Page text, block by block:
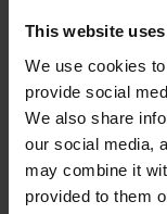
This website
We use cookies
provide social
We also share
our social media,
may combine it
provided to them
Réviseur:
Teresa
médecine
Dernière
16 Juin